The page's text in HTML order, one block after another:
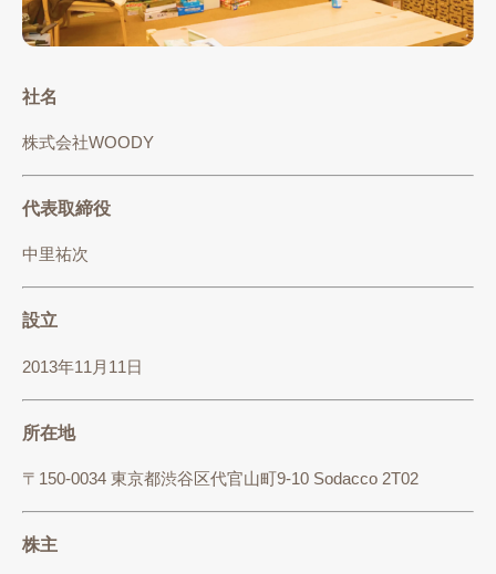
社名
株式会社WOODY
代表取締役
中里祐次
設立
2013年11月11日
所在地
〒150-0034 東京都渋谷区代官山町9-10 Sodacco 2T02
株主